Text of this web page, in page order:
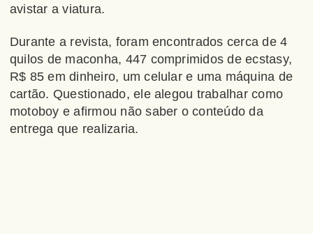
avistar a viatura.
Durante a revista, foram encontrados cerca de 4
quilos de maconha, 447 comprimidos de ecstasy,
R$ 85 em dinheiro, um celular e uma máquina de
cartão. Questionado, ele alegou trabalhar como
motoboy e afirmou não saber o conteúdo da
entrega que realizaria.